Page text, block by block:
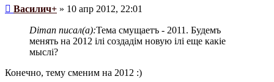
Сообщение
Василич+ » 10 апр 2012, 22:01
Diman писал(а):Тема смущаетъ - 2011. Будемъ
менять на 2012 iлi создадiм новую iлi еще какiе
мыслi?
Конечно, тему сменим на 2012 :)